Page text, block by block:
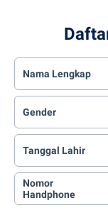
Nama Lengkap
Gender
Tanggal Lahir
Nomor
Handphone